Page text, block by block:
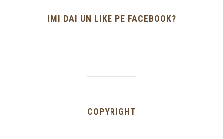
IMI DAI UN LIKE PE FACEBOOK?
COPYRIGHT